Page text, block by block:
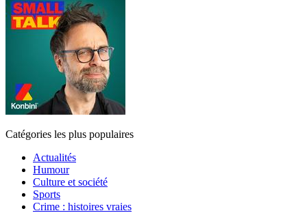
Catégories les plus populaires
Actualités
Humour
Culture et société
Sports
Crime : histoires vraies